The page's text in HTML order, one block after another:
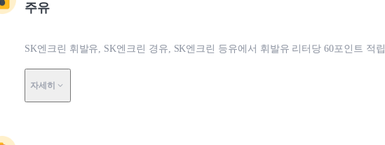
주유
SK엔크린 휘발유, SK엔크린 경유, SK엔크린 등유에서 휘발유 리터당 60포인트 적립
자세히